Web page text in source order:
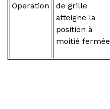
Operation
de grille
atteigne la
position à
moitié fermée